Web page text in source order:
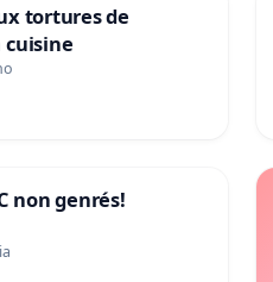
tortures de
cuisine
non genrés!